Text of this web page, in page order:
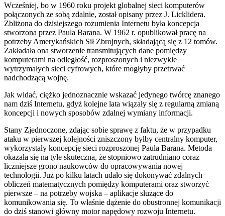
Wcześniej, bo w 1960 roku projekt globalnej sieci komputerów
połączonych ze sobą zdalnie, został opisany przez J. Licklidera.
Zbliżona do dzisiejszego rozumienia Internetu była koncepcja
stworzona przez Paula Barana. W 1962 r. opublikował pracę na
potrzeby Amerykańskich Sił Zbrojnych, składającą się z 12 tomów.
Zakładała ona stworzenie transmitujących dane pomiędzy
komputerami na odległość, rozproszonych i niezwykle
wytrzymałych sieci cyfrowych, które mogłyby przetrwać
nadchodzącą wojnę.
Jak widać, ciężko jednoznacznie wskazać jedynego twórcę znanego
nam dziś Internetu, gdyż kolejne lata wiązały się z regularną zmianą
koncepcji i nowych sposobów zdalnej wymiany informacji.
Stany Zjednoczone, zdając sobie sprawę z faktu, że w przypadku
ataku w pierwszej kolejności zniszczony byłby centralny komputer,
wykorzystały koncepcję sieci rozproszonej Paula Barana. Metoda
okazała się na tyle skuteczna, że stopniowo zatrudniano coraz
liczniejsze grono naukowców do opracowywania nowej
technologii. Już po kilku latach udało się dokonywać zdalnych
obliczeń matematycznych pomiędzy komputerami oraz stworzyć
pierwsze – na potrzeby wojska – aplikacje służące do
komunikowania się. To właśnie dążenie do obustronnej komunikacji
do dziś stanowi główny motor napędowy rozwoju Internetu.